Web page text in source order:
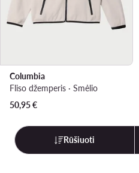
Columbia
Fliso džemperis · Smėlio
50,95€
Rūšiuoti